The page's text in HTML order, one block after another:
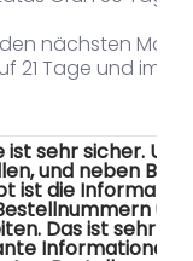
nächsten
21 Tage und im
sehr sicher.
und neben
ist die
Das ist sehr
Informationen